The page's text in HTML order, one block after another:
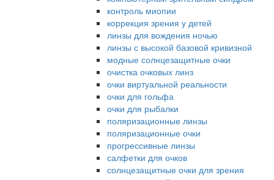
контроль миопии
коррекция зрения у детей
линзы для вождения ночью
линзы с высокой базовой кривизной
модные солнцезащитные очки
очистка очковых линз
очки виртуальной реальности
очки для гольфа
очки для рыбалки
поляризационные линзы
поляризационные очки
прогрессивные линзы
салфетки для очков
солнцезащитные очки для зрения